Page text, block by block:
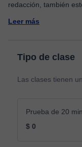
redacción, también
Leer más
Tipo de clase
Las clases tienen
Prueba de 20 min.
$ 0